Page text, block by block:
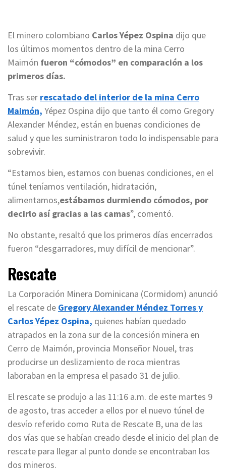
El minero colombiano Carlos Yépez Ospina dijo que
los últimos momentos dentro de la mina Cerro
Maimón fueron “cómodos” en comparación a los
primeros días.
Tras ser rescatado del interior de la mina Cerro
Maimón, Yépez Ospina dijo que tanto él como Gregory
Alexander Méndez, están en buenas condiciones de
salud y que les suministraron todo lo indispensable para
sobrevivir.
“Estamos bien, estamos con buenas condiciones, en el
túnel teníamos ventilación, hidratación,
alimentamos,estábamos durmiendo cómodos, por
decirlo así gracias a las camas”, comentó.
No obstante, resaltó que los primeros días encerrados
fueron “desgarradores, muy difícil de mencionar”.
Rescate
La Corporación Minera Dominicana (Cormidom) anunció
el rescate de Gregory Alexander Méndez Torres y
Carlos Yépez Ospina, quienes habían quedado
atrapados en la zona sur de la concesión minera en
Cerro de Maimón, provincia Monseñor Nouel, tras
producirse un deslizamiento de roca mientras
laboraban en la empresa el pasado 31 de julio.
El rescate se produjo a las 11:16 a.m. de este martes 9
de agosto, tras acceder a ellos por el nuevo túnel de
desvío referido como Ruta de Rescate B, una de las
dos vías que se habían creado desde el inicio del plan de
rescate para llegar al punto donde se encontraban los
dos mineros.